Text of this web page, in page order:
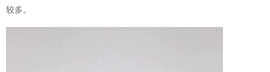
较多。